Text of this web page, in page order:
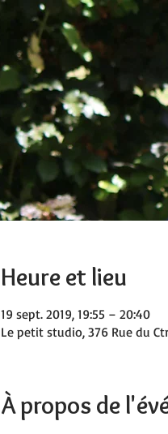
Heure et lieu
19 sept. 2019, 19:55 – 20:40
Le petit studio, 376 Rue du
À propos de